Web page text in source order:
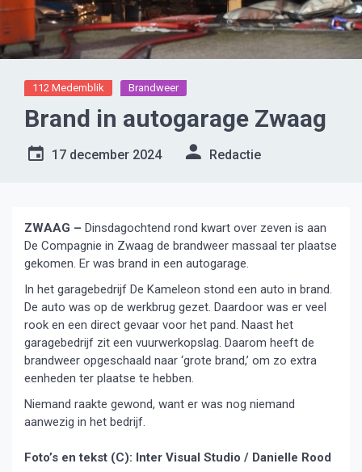
112 Medemblik Brandweer
Brand in autogarage Zwaag
17 december 2024 Redactie
ZWAAG – Dinsdagochtend rond kwart over zeven is aan
De Compagnie in Zwaag de brandweer massaal ter plaatse
gekomen. Er was brand in een autogarage.
In het garagebedrijf De Kameleon stond een auto in brand.
De auto was op de werkbrug gezet. Daardoor was er veel
rook en een direct gevaar voor het pand. Naast het
garagebedrijf zit een vuurwerkopslag. Daarom heeft de
brandweer opgeschaald naar ‘grote brand,’ om zo extra
eenheden ter plaatse te hebben.
Niemand raakte gewond, want er was nog niemand
aanwezig in het bedrijf.
Foto’s en tekst (C): Inter Visual Studio / Danielle Rood